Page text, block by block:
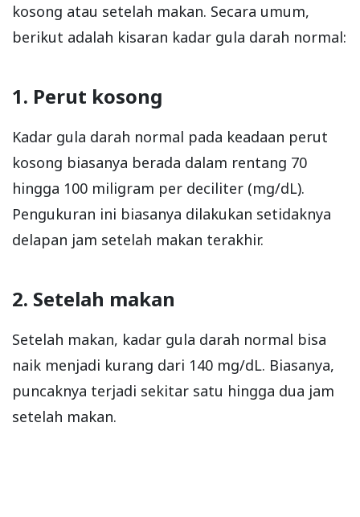
kosong atau setelah makan. Secara umum,
berikut adalah kisaran kadar gula darah normal:
1. Perut kosong
Kadar gula darah normal pada keadaan perut
kosong biasanya berada dalam rentang 70
hingga 100 miligram per deciliter (mg/dL).
Pengukuran ini biasanya dilakukan setidaknya
delapan jam setelah makan terakhir.
2. Setelah makan
Setelah makan, kadar gula darah normal bisa
naik menjadi kurang dari 140 mg/dL. Biasanya,
puncaknya terjadi sekitar satu hingga dua jam
setelah makan.